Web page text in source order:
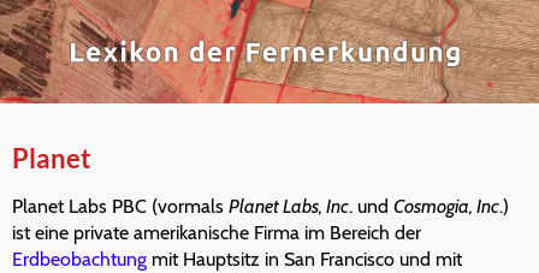
Planet
Planet Labs PBC (vormals Planet Labs, Inc. und Cosmogia, Inc.)
ist eine private amerikanische Firma im Bereich der
Erdbeobachtung mit Hauptsitz in San Francisco und mit